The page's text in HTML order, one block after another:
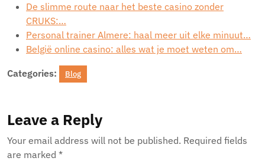
De slimme route naar het beste casino zonder
CRUKS:…
Personal trainer Almere: haal meer uit elke minuut…
België online casino: alles wat je moet weten om…
Categories: Blog
Leave a Reply
Your email address will not be published. Required fields
are marked *